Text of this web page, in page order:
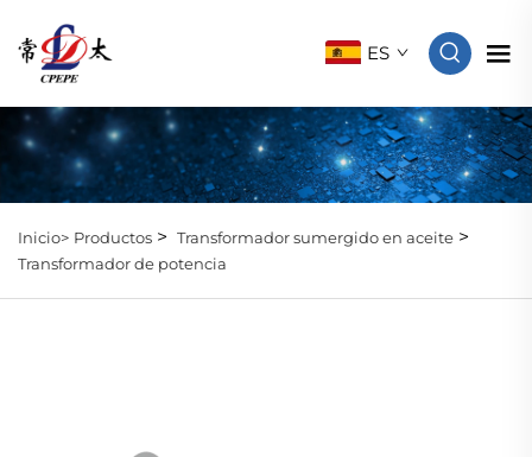
ES
Inicio> Productos > Transformador sumergido en aceite >
Transformador de potencia